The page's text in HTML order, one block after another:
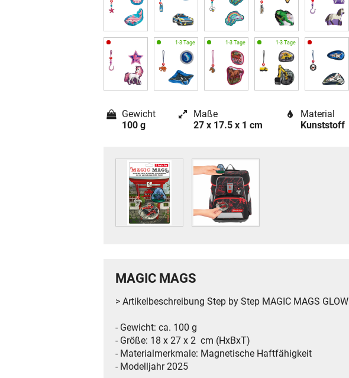
Gewicht
100 g
Maße
27 x 17.5 x 1 cm
Material
Kunststoff
MAGIC MAGS
> Artikelbeschreibung Step by Step MAGIC MAGS GLOW
- Gewicht: ca. 100 g
- Größe: 18 x 27 x 2 cm (HxBxT)
- Materialmerkmale: Magnetische Haftfähigkeit
- Modelljahr 2025